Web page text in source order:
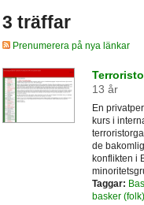
3 träffar
Prenumerera på nya länkar
13 år
En
kurs i
de
konflikten i
Taggar:
basker (folk)